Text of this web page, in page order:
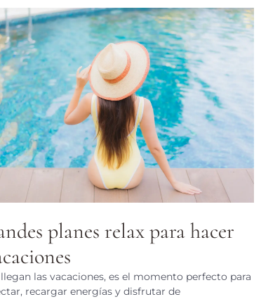
planes relax para hacer
las vacaciones, es el momento perfecto para
recargar energías y disfrutar de